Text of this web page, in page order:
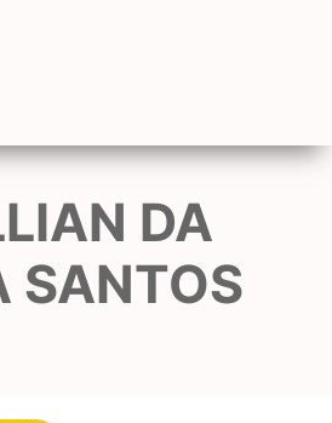
DA
SANTOS